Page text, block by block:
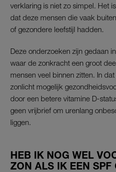
verklaring is niet zo simpel. Het
dat deze mensen die vaak
of gezondere leefstijl hadden.
Deze onderzoeken zijn gedaan
waar de zonkracht een groot
mensen veel binnen zitten. In
zonlicht mogelijk
door een betere vitamine D-
geen vrijbrief om urenlang
liggen.
HEB IK NOG WEL
ZON ALS IK EEN SPF